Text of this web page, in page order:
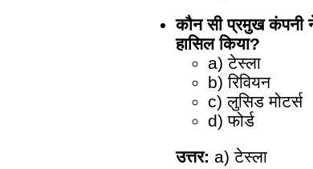
कौन सी प्रमुख कंपनी
हासिल किया?
a) टेस्ला
b) रिवियन
c) लुसिड मोटर्स
d) फोर्ड
उत्तर: a) टेस्ला